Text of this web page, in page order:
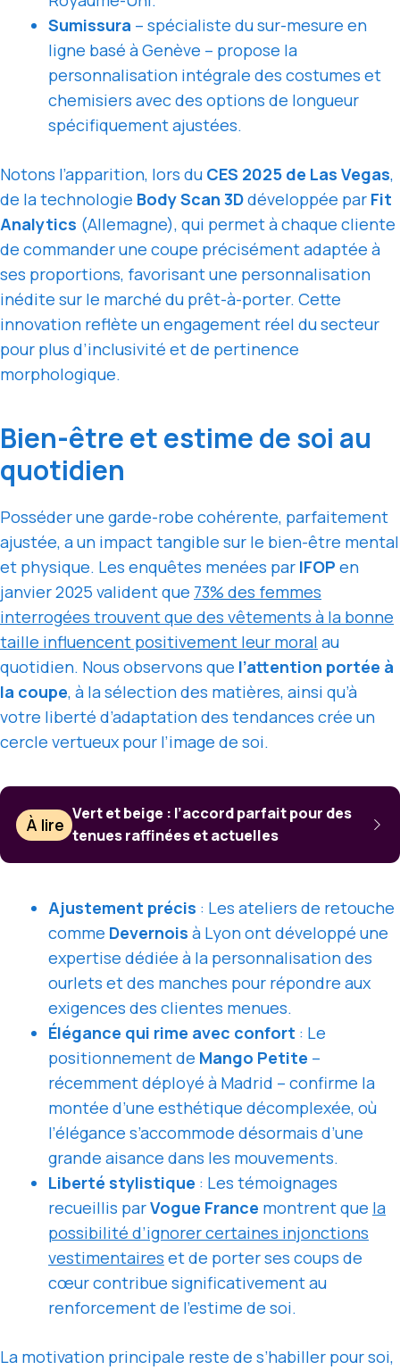
Sumissura – spécialiste du sur-mesure en
ligne basé à Genève – propose la
personnalisation intégrale des costumes et
chemisiers avec des options de longueur
spécifiquement ajustées.
Notons l’apparition, lors du CES 2025 de Las Vegas,
de la technologie Body Scan 3Ddéveloppée par Fit
Analytics (Allemagne), qui permet à chaque cliente
de commander une coupe précisément adaptée à
ses proportions, favorisant une personnalisation
inédite sur le marché du prêt-à-porter. Cette
innovation reflète un engagement réel du secteur
pour plus d’inclusivité et de pertinence
morphologique.
Bien-être et estime de soi au
quotidien
Posséder une garde-robe cohérente, parfaitement
ajustée, a un impact tangible sur le bien-être mental
et physique. Les enquêtes menées par IFOP en
janvier 2025 valident que 73% des femmes
interrogées trouvent que des vêtements à la bonne
taille influencent positivement leur moral au
quotidien. Nous observons que l’attention portée à
la coupe, à la sélection des matières, ainsi qu’à
votre liberté d’adaptation des tendances crée un
cercle vertueux pour l’image de soi.
À lire
Vert et beige : l’accord parfait pour des
tenues raffinées et actuelles
Ajustement précis : Les ateliers de retouche
comme Devernois à Lyon ont développé une
expertise dédiée à la personnalisation des
ourlets et des manches pour répondre aux
exigences des clientes menues.
Élégance qui rime avec confort : Le
positionnement de Mango Petite –
récemment déployé à Madrid – confirme la
montée d’une esthétique décomplexée, où
l’élégance s’accommode désormais d’une
grande aisance dans les mouvements.
Liberté stylistique : Les témoignages
recueillis parVogue France montrent que la
possibilité d’ignorer certaines injonctions
vestimentaires et de porter ses coups de
cœur contribue significativement au
renforcement de l’estime de soi.
La motivation principale reste de s’habiller pour soi,